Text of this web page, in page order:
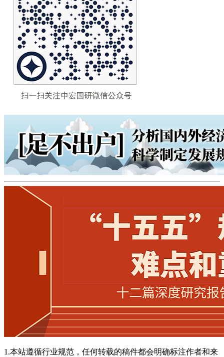
1.本站遵循行业规范，任何转载的稿件都会明确标注作者和来